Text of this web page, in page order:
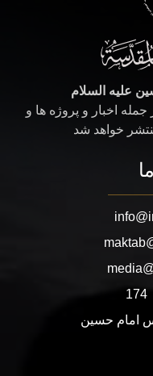
علیه السلام
اخبار و پروژه ها و
خواهد شد
174
امام حسین